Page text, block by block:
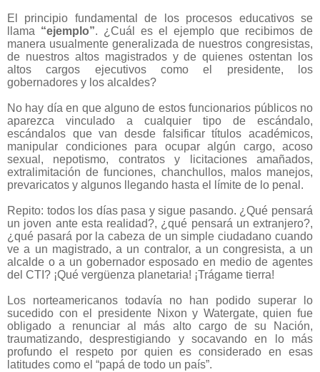
El principio fundamental de los procesos educativos se
llama “ejemplo”. ¿Cuál es el ejemplo que recibimos de
manera usualmente generalizada de nuestros congresistas,
de nuestros altos magistrados y de quienes ostentan los
altos cargos ejecutivos como el presidente, los
gobernadores y los alcaldes?
No hay día en que alguno de estos funcionarios públicos no
aparezca vinculado a cualquier tipo de escándalo,
escándalos que van desde falsificar títulos académicos,
manipular condiciones para ocupar algún cargo, acoso
sexual, nepotismo, contratos y licitaciones amañados,
extralimitación de funciones, chanchullos, malos manejos,
prevaricatos y algunos llegando hasta el límite de lo penal.
Repito: todos los días pasa y sigue pasando. ¿Qué pensará
un joven ante esta realidad?, ¿qué pensará un extranjero?,
¿qué pasará por la cabeza de un simple ciudadano cuando
ve a un magistrado, a un contralor, a un congresista, a un
alcalde o a un gobernador esposado en medio de agentes
del CTI? ¡Qué vergüenza planetaria! ¡Trágame tierra!
Los norteamericanos todavía no han podido superar lo
sucedido con el presidente Nixon y Watergate, quien fue
obligado a renunciar al más alto cargo de su Nación,
traumatizando, desprestigiando y socavando en lo más
profundo el respeto por quien es considerado en esas
latitudes como el “papá de todo un país”.